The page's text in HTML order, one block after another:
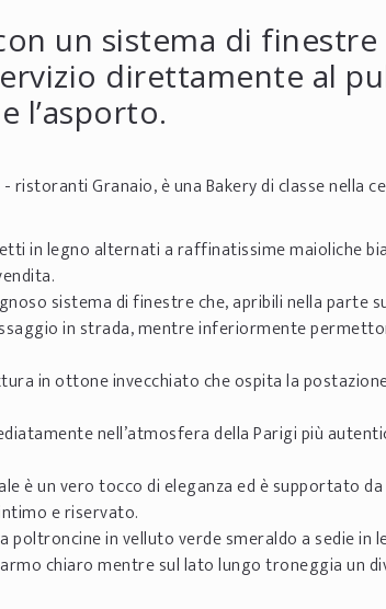
un sistema di
direttamente al
l’asporto.
ristoranti Granaio, è una Bakery di classe nella
in legno alternati a raffinatissime maioliche
sistema di finestre che, apribili nella parte
in strada, mentre inferiormente
in ottone invecchiato che ospita la
nell’atmosfera della Parigi più
è un vero tocco di eleganza ed è supportato
e riservato.
poltroncine in velluto verde smeraldo a sedie in
chiaro mentre sul lato lungo troneggia un